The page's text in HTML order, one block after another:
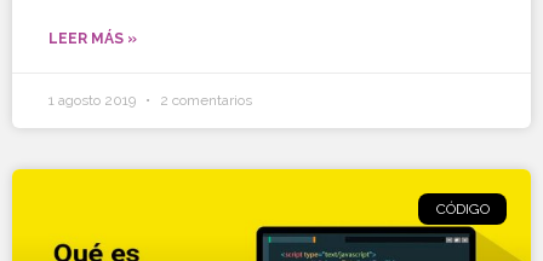
LEER MÁS »
1 agosto 2019 2 comentarios
CÓDIGO